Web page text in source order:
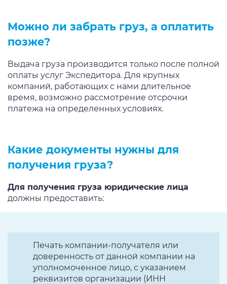
Можно ли забрать груз, а оплатить
позже?
Выдача груза производится только после полной
оплаты услуг Экспедитора. Для крупных
компаний, работающих с нами длительное
время, возможно рассмотрение отсрочки
платежа на определенных условиях.
Какие документы нужны для
получения груза?
Для получения груза юридические лица
должны предоставить:
Печать компании-получателя или
доверенность от данной компании на
уполномоченное лицо, с указанием
реквизитов организации (ИНН